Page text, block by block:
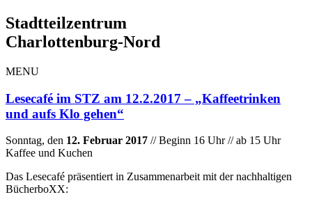
Stadtteilzentrum
Charlottenburg-Nord
MENU
Lesecafé im STZ am 12.2.2017 – „Kaffeetrinken
und aufs Klo gehen“
Sonntag, den 12. Februar 2017 // Beginn 16 Uhr // ab 15 Uhr
Kaffee und Kuchen
Das Lesecafé präsentiert in Zusammenarbeit mit der nachhaltigen
BücherboXX: